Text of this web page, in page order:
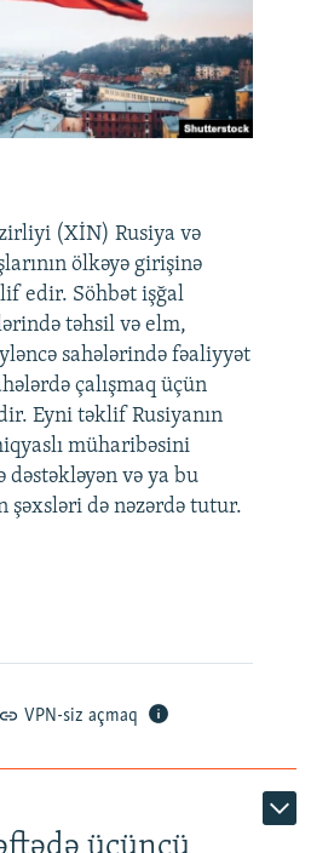
(XİN) Rusiya və
ölkəyə girişinə
edir. Söhbət işğal
təhsil və elm,
sahələrində fəaliyyət
çalışmaq üçün
Eyni təklif Rusiyanın
müharibəsini
dəstəkləyən və ya bu
şəxsləri də nəzərdə tutur.
VPN-siz açmaq